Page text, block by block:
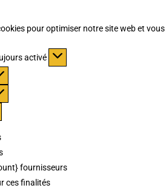
pour optimiser notre site web et
activé
fournisseurs
ces finalités